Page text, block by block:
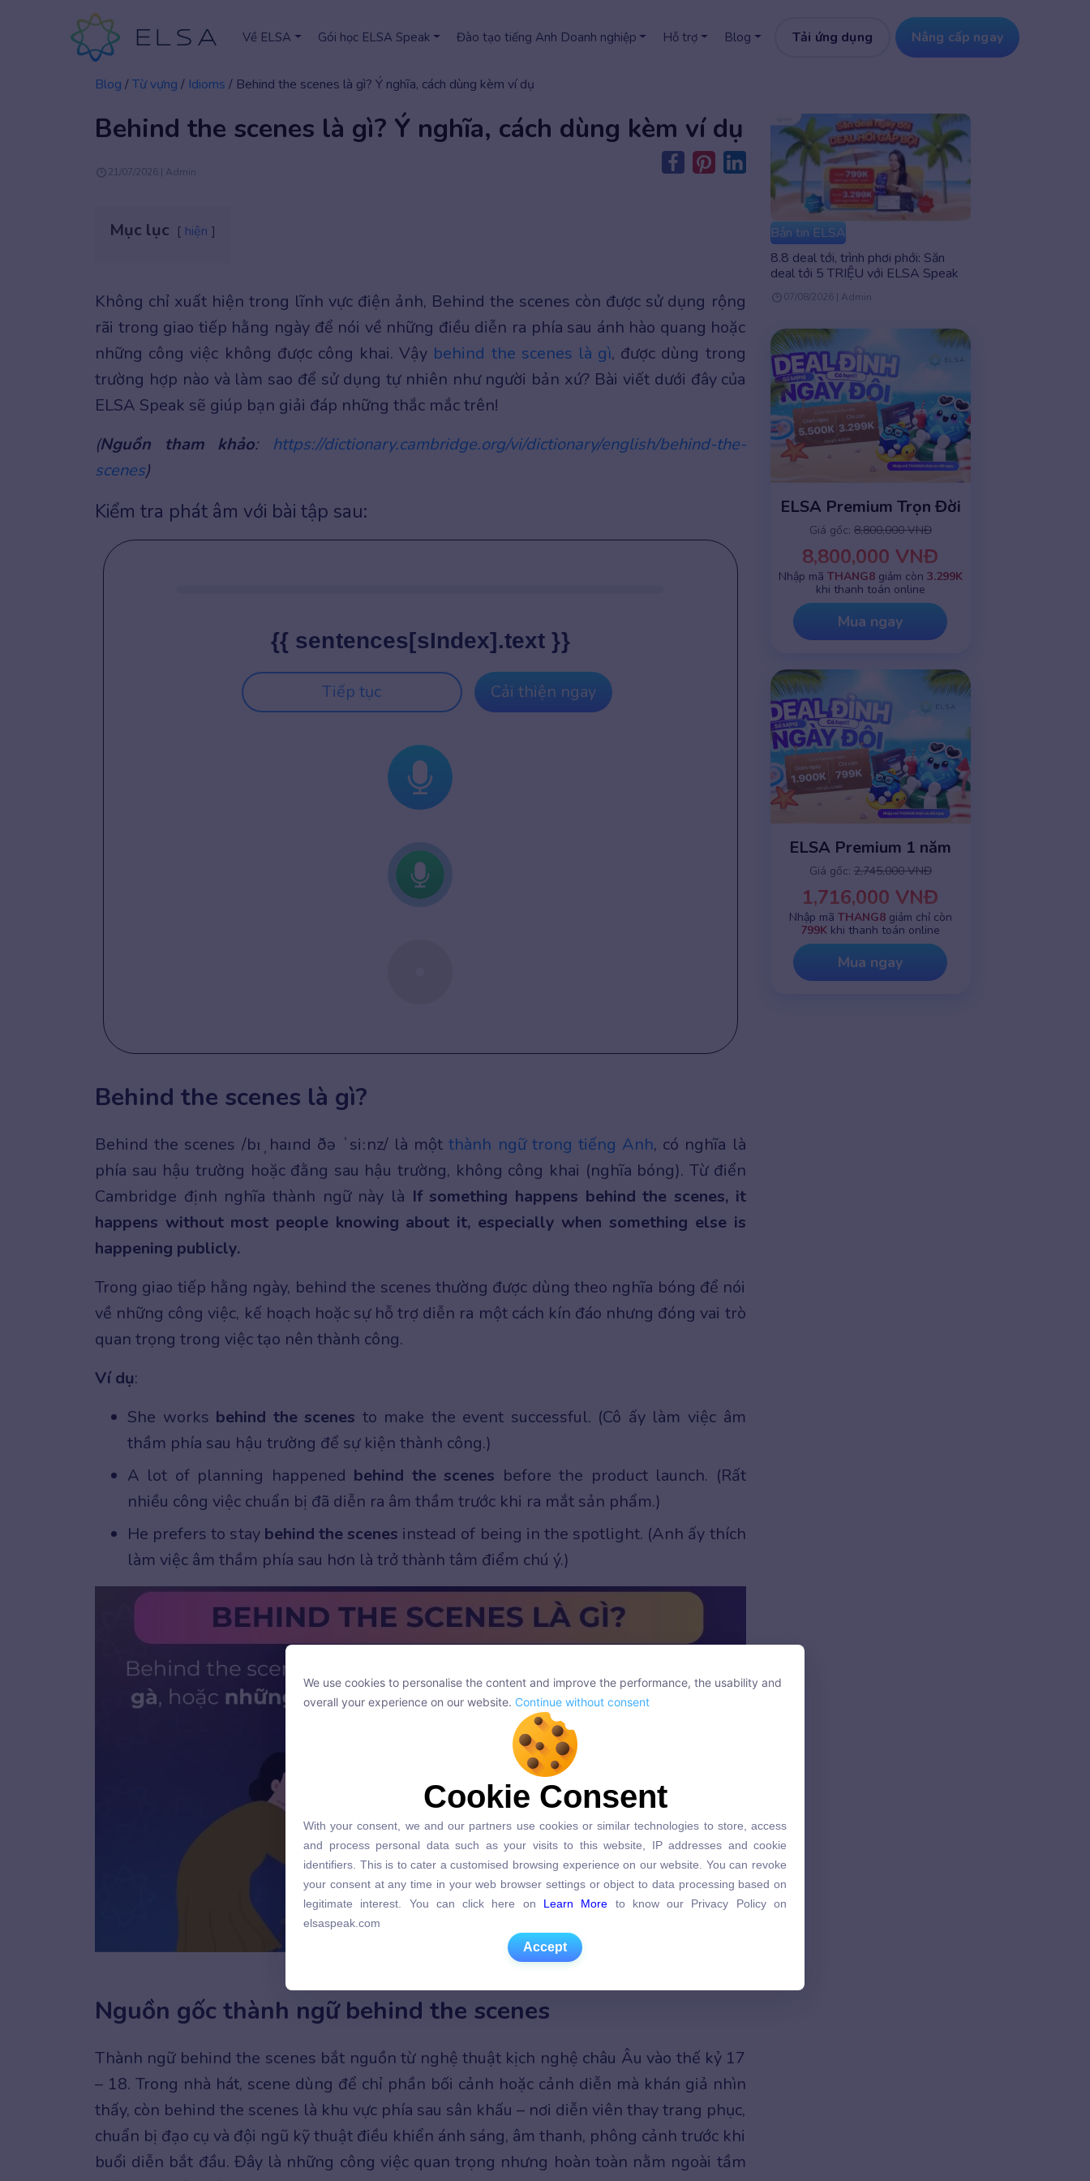
Về ELSA Gói học ELSA Speak Đào tạo tiếng Anh Doanh nghiệp Hỗ trợ Blog Tải ứng dụng Nâng cấp ngay
Blog /Từ vựng / Idioms / Behind the scenes là gì? Ý nghĩa, cách dùng kèm ví dụ
Behind the scenes là gì? Ý nghĩa, cách dùng kèm ví dụ
21/07/2026 | Admin
Mục lục hiện
Không chỉ xuất hiện trong lĩnh vực điện ảnh, Behind the scenes còn được sử dụng rộng
rãi trong giao tiếp hằng ngày để nói về những điều diễn ra phía sau ánh hào quang hoặc
những công việc không được công khai. Vậy behind the scenes là gì, được dùng trong
trường hợp nào và làm sao để sử dụng tự nhiên như người bản xứ? Bài viết dưới đây của
ELSA Speak sẽ giúp bạn giải đáp những thắc mắc trên!
(Nguồn tham khảo: https://dictionary.cambridge.org/vi/dictionary/english/behind-the-
scenes)
Kiểm tra phát âm với bài tập sau:
{{ sentences[sIndex].text }}
Tiếp tục Cải thiện ngay
Behind the scenes là gì?
Behind the scenes /bɪˌhaɪnd ðə ˈsiːnz/ là mộtthành ngữ trong tiếng Anh, có nghĩa là
phía sau hậu trường hoặc đằng sau hậu trường, không công khai (nghĩa bóng). Từ điển
Cambridge định nghĩa thành ngữ này là If something happens behind the scenes, it
happens without most people knowing about it, especially when something else is
happening publicly.
Trong giao tiếp hằng ngày, behind the scenes thường được dùng theo nghĩa bóng để nói
về những công việc, kế hoạch hoặc sự hỗ trợ diễn ra một cách kín đáo nhưng đóng vai trò
quan trọng trong việc tạo nên thành công.
Ví dụ:
She works behind the scenes to make the event successful. (Cô ấy làm việc âm
thầm phía sau hậu trường để sự kiện thành công.)
A lot of planning happened behind the scenes before the product launch. (Rất
nhiều công việc chuẩn bị đã diễn ra âm thầm trước khi ra mắt sản phẩm.)
He prefers to stay behind the scenes instead of being in the spotlight. (Anh ấy thích
làm việc âm thầm phía sau hơn là trở thành tâm điểm chú ý.)
Behind the scenes có nghĩa là sau hậu trường
Nguồn gốc thành ngữ behind the scenes
Thành ngữ behind the scenes bắt nguồn từ nghệ thuật kịch nghệ châu Âu vào thế kỷ 17
– 18. Trong nhà hát, scene dùng để chỉ phần bối cảnh hoặc cảnh diễn mà khán giả nhìn
thấy, còn behind the scenes là khu vực phía sau sân khấu – nơi diễn viên thay trang phục,
chuẩn bị đạo cụ và đội ngũ kỹ thuật điều khiển ánh sáng, âm thanh, phông cảnh trước khi
buổi diễn bắt đầu. Đây là những công việc quan trọng nhưng hoàn toàn nằm ngoài tầm
Bản tin ELSA
8.8 deal tới, trình phơi phới: Săn
deal tới 5 TRIỆU với ELSA Speak
07/08/2026 | Admin
ELSA Premium Trọn Đời
Giá gốc: 8,800,000 VNĐ
8,800,000 VNĐ
Nhập mã THANG8giảm còn 3.299K
khi thanh toán online
Mua ngay
ELSA Premium 1 năm
Giá gốc: 2,745,000 VNĐ
1,716,000 VNĐ
Nhập mã THANG8giảm chỉ còn
799K khi thanh toán online
Mua ngay
We use cookies to personalise the content and improve the performance, the usability and
overall your experience on our website.
Continue without consent
Cookie Consent
and process personal data such as your visits to this website, IP addresses and cookie
identifiers. This is to cater a customised browsing experience on our website. You can revoke
your consent at any time in your web browser settings or object to data processing based on
legitimate interest. You can click here on
Learn More
to know our Privacy Policy on
elsaspeak.com
Accept
We use cookies to personalise the content and improve the performance, the usability and
overall your experience on our website. Continue without consent
Cookie Consent
With your consent, we and our partners use cookies or similar technologies to store, access
and process personal data such as your visits to this website, IP addresses and cookie
identifiers. This is to cater a customised browsing experience on our website. You can revoke
your consent at any time in your web browser settings or object to data processing based on
legitimate interest. You can click here on Learn More to know our Privacy Policy on
elsaspeak.com
Accept